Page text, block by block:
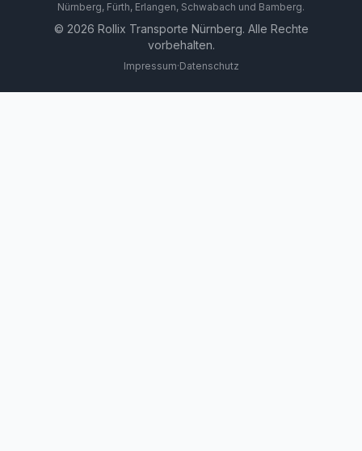
Nürnberg, Fürth, Erlangen, Schwabach und Bamberg.
© 2026 Rollix Transporte Nürnberg. Alle Rechte
vorbehalten.
Impressum·Datenschutz